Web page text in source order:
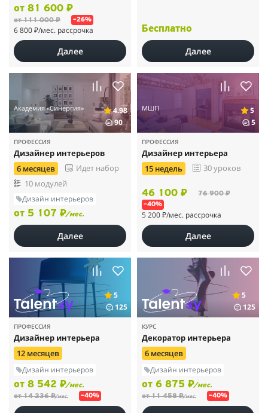
от 81 600 ₽
от 111 000 ₽ –26%
6 800 ₽/мес. рассрочка
Далее
Бесплатно
Далее
Академия «Синергия»
4.98
90
ПРОФЕССИЯ
Дизайнер интерьеров
6 месяцев
Идет набор
10 модулей
Дизайн интерьеров
от 5 107 ₽/мес.
Далее
МШП
5
5
ПРОФЕССИЯ
Дизайнер интерьера
15 недель 30 уроков
46 100 ₽ 76 900 ₽
–40%
5 200 ₽/мес. рассрочка
Далее
5
125
ПРОФЕССИЯ
Дизайнер интерьера
12 месяцев
Дизайн интерьеров
от 8 542 ₽/мес.
от 14 236 ₽/мес. –40%
5
125
КУРС
Декоратор интерьера
6 месяцев
Дизайн интерьеров
от 6 875 ₽/мес.
от 11 458 ₽/мес. –40%